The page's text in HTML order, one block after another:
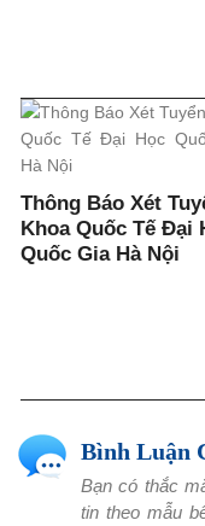
Thông Báo Xét
Khoa Quốc Tế Đại
Quốc Gia Hà Nội
Bình Luận
Bạn có thắc
tin theo mẫu